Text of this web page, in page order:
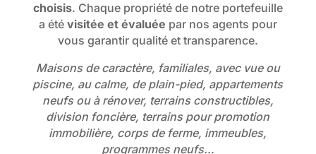
choisis. Chaque propriété de notre portefeuille
a été visitée et évaluée par nos agents pour
vous garantir qualité et transparence.
Maisons de caractère, familiales, avec vue ou
piscine, au calme, de plain-pied, appartements
neufs ou à rénover, terrains constructibles,
division foncière, terrains pour promotion
immobilière, corps de ferme, immeubles,
programmes neufs…